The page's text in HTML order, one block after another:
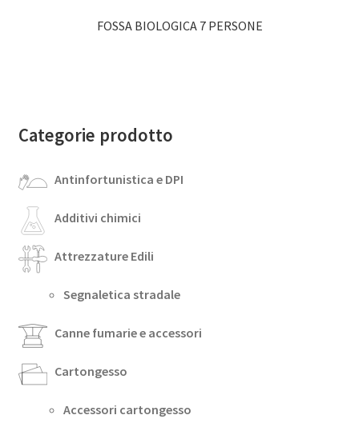
FOSSA BIOLOGICA 7 PERSONE
Categorie prodotto
Antinfortunistica e DPI
Additivi chimici
Attrezzature Edili
Segnaletica stradale
Canne fumarie e accessori
Cartongesso
Accessori cartongesso